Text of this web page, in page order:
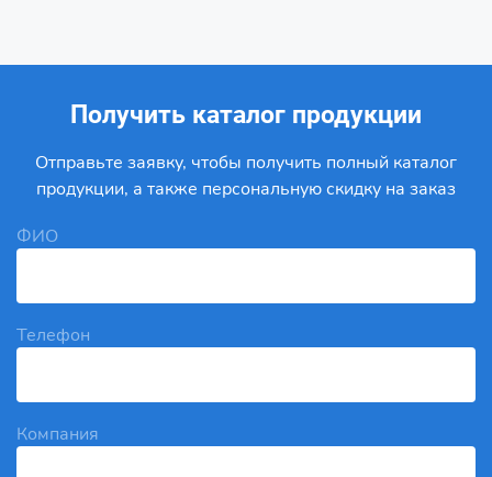
Получить каталог продукции
Отправьте заявку, чтобы получить полный каталог
продукции, а также персональную скидку на заказ
ФИО
Телефон
Компания